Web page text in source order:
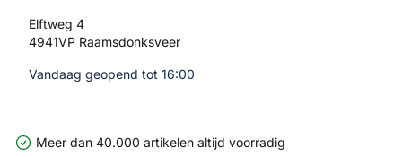
Elftweg 4
4941VP Raamsdonksveer
Vandaag geopend tot 16:00
Meer dan 40.000 artikelen altijd voorradig